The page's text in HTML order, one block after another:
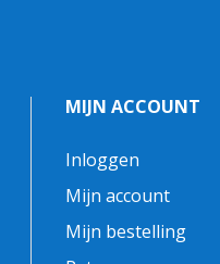
MIJN ACCOUNT
Inloggen
Mijn account
Mijn bestelling